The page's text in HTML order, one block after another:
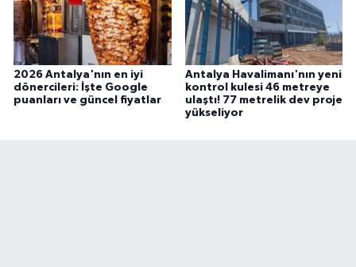
2026 Antalya'nın en iyi
dönercileri: İşte Google
puanları ve güncel fiyatlar
Antalya Havalimanı'nın yeni
kontrol kulesi 46 metreye
ulaştı! 77 metrelik dev proje
yükseliyor